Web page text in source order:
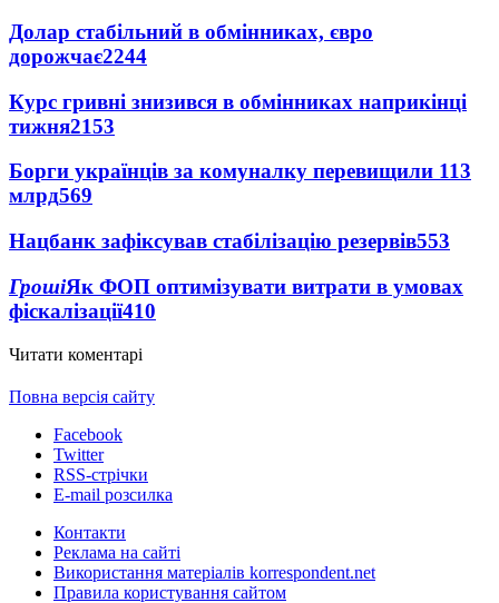
Долар стабільний в обмінниках, євро
дорожчає2244
Курс гривні знизився в обмінниках наприкінці
тижня2153
Борги українців за комуналку перевищили 113
млрд569
Нацбанк зафіксував стабілізацію резервів553
ГрошіЯк ФОП оптимізувати витрати в умовах
фіскалізації410
Читати коментарі
Повна версія сайту
Facebook
Twitter
RSS-стрічки
E-mail розсилка
Контакти
Реклама на сайті
Використання матеріалів korrespondent.net
Правила користування сайтом